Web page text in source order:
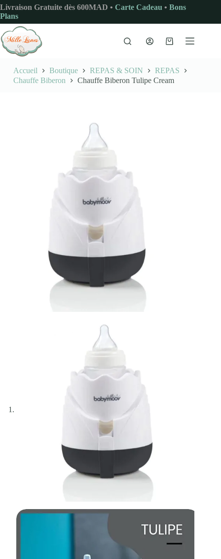
Passer
au
contenu
Livraison Gratuite dès 600MAD • Carte Cadeau • Bons
Plans
Panier
Accueil Boutique REPAS & SOIN
REPAS
Chauffe Biberon
Chauffe Biberon Tulipe Cream